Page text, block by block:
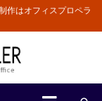
作はオフィスプロペラ